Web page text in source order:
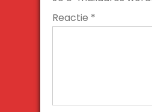
Reactie *